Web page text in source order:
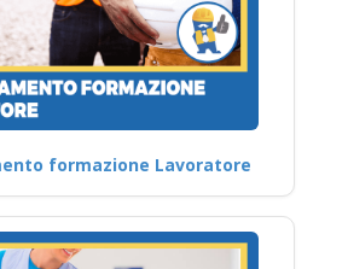
formazione Lavoratore